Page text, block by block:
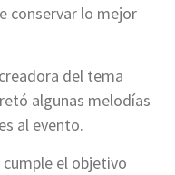
conservar lo mejor
del tema
algunas melodías
al evento.
el objetivo